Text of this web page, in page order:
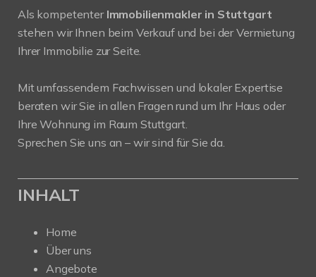
Als kompetenter Immobilienmakler in Stuttgart
stehen wir Ihnen beim Verkauf und bei der Vermietung
Ihrer Immobilie zur Seite.
Mit umfassendem Fachwissen und lokaler Expertise
beraten wir Sie in allen Fragen rund um Ihr Haus oder
Ihre Wohnung im Raum Stuttgart.
Sprechen Sie uns an – wir sind für Sie da.
INHALT
Home
Über uns
Angebote